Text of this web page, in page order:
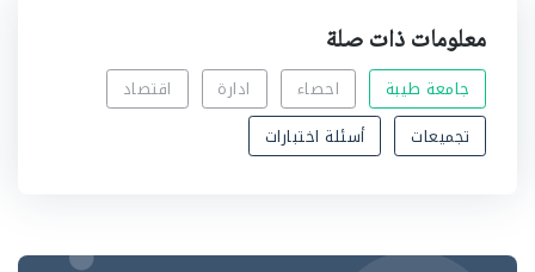
معلومات ذات صلة
جامعة طيبة احصاء ادارة
اقتصاد
تجميعات
أسئلة اختبارات